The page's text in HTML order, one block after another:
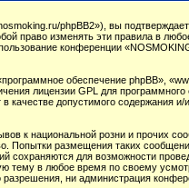
phpBB2»), вы
право изменять эти правила в
конференции
обеспечение phpBB»,
лицензии GPL для
качестве допустимого содержания
к национальной розни и прочих
Попытки размещения таких
для возможности
в любое время по своему
ни администрация